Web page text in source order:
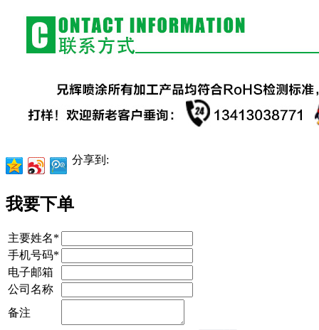
分享到:
我要下单
主要姓名*
手机号码*
电子邮箱
公司名称
备注